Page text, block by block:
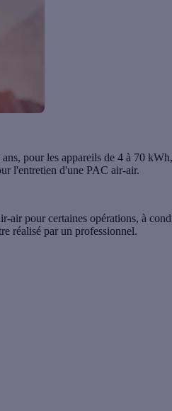
, pour les appareils de 4 à 70
l'entretien d'une PAC air-air.
air pour certaines opérations, à
réalisé par un professionnel.